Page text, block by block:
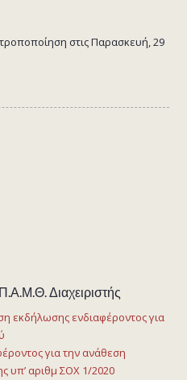
στις Παρασκευή, 29
Διαχειριστής
ενδιαφέροντος για
για την ανάθεση
υπ’ αριθμ ΣΟΧ 1/2020